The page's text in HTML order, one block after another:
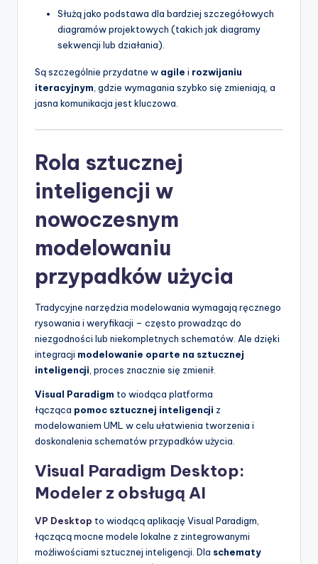
Służą jako podstawa dla bardziej szczegółowych
diagramów projektowych (takich jak diagramy
sekwencji lub działania).
Są szczególnie przydatne w agile i rozwijaniu
iteracyjnym, gdzie wymagania szybko się zmieniają, a
jasna komunikacja jest kluczowa.
Rola sztucznej
inteligencji w
nowoczesnym
modelowaniu
przypadków użycia
Tradycyjne narzędzia modelowania wymagają ręcznego
rysowania i weryfikacji – często prowadząc do
niezgodności lub niekompletnych schematów. Ale dzięki
integracji modelowanie oparte na sztucznej
inteligencji , proces znacznie się zmienił.
Visual Paradigm to wiodąca platforma
łącząca pomoc sztucznej inteligencji z
modelowaniem UML w celu ułatwienia tworzenia i
doskonalenia schematów przypadków użycia.
Visual Paradigm Desktop:
Modeler z obsługą AI
VP Desktop to wiodącą aplikację Visual Paradigm,
łączącą mocne modele lokalne z zintegrowanymi
możliwościami sztucznej inteligencji. Dla schematy